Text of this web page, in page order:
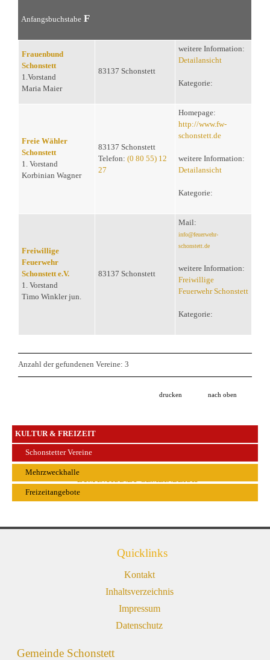
KULTUR & FREIZEIT
Schonstetter Vereine
Mehrzweckhalle
Freizeitangebote
AnfangsbuchstabeF
Frauenbund
Schonstett
1.Vorstand
Maria Maier
83137 Schonstett
weitere Information:
Detailansicht
Kategorie:
Freie Wähler
Schonstett
1. Vorstand
Korbinian Wagner
83137 Schonstett
Telefon: (0 80 55) 12
27
Homepage:
http://www.fw-
schonstett.de
weitere Information:
Detailansicht
Kategorie:
Freiwillige
Feuerwehr
Schonstett e.V.
1. Vorstand
Timo Winkler jun.
83137 Schonstett
Mail:
info@feuerwehr-
schonstett.de
weitere Information:
Freiwillige
Feuerwehr Schonstett
Kategorie:
Anzahl der gefundenen Vereine: 3
drucken nach oben
ZUM INTRANET GEMEINDERAT
Quicklinks
Kontakt
Inhaltsverzeichnis
Impressum
Datenschutz
Gemeinde Schonstett